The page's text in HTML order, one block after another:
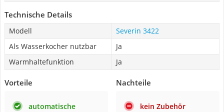
Technische Details
Modell
Severin 3422
Als Wasserkocher nutzbar
Ja
Warmhaltefunktion
Ja
Vorteile
automatische
Nachteile
kein Zubehör